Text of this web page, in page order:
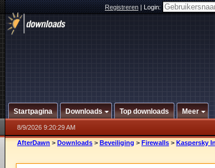
Registreren|Login:
Startpagina Downloads Top downloads Meer
8/9/2026 9:20:29 AM
AfterDawn > Downloads > Beveiliging > Firewalls > Kaspersky